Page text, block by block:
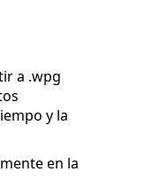
a .wpg
y la
en la